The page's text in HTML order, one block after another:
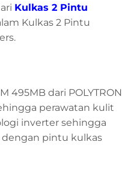
Kulkas 2 Pintu
Kulkas 2 Pintu
495MB dari POLYTRON
perawatan kulit
inverter sehingga
dengan pintu kulkas